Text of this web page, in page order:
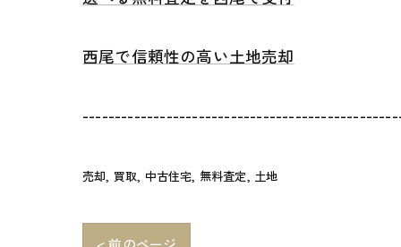
西尾で信頼性の高い土地売却
売却 買取 中古住宅 無料査定 土地